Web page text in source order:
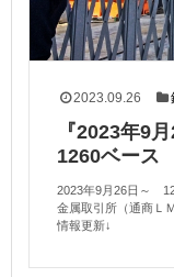
2023.09.26
『2023年9
1260ベー
2023年9月26日～
金属取引所（通商Ｌ
情報更新↓